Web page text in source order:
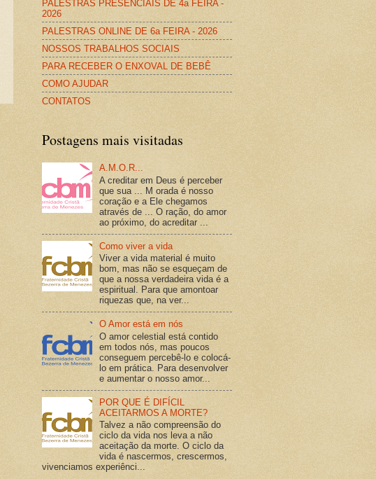
PALESTRAS PRESENCIAIS DE 4a FEIRA -
2026
PALESTRAS ONLINE DE 6a FEIRA - 2026
NOSSOS TRABALHOS SOCIAIS
PARA RECEBER O ENXOVAL DE BEBÊ
COMO AJUDAR
CONTATOS
Postagens mais visitadas
A.M.O.R...
A creditar em Deus é perceber
que sua ... M orada é nosso
coração e a Ele chegamos
através de ... O ração, do amor
ao próximo, do acreditar ...
Como viver a vida
Viver a vida material é muito
bom, mas não se esqueçam de
que a nossa verdadeira vida é a
espiritual. Para que amontoar
riquezas que, na ver...
O Amor está em nós
O amor celestial está contido
em todos nós, mas poucos
conseguem percebê-lo e colocá-
lo em prática. Para desenvolver
e aumentar o nosso amor...
POR QUE É DIFÍCIL
ACEITARMOS A MORTE?
Talvez a não compreensão do
ciclo da vida nos leva a não
aceitação da morte. O ciclo da
vida é nascermos, crescermos,
vivenciamos experiênci...